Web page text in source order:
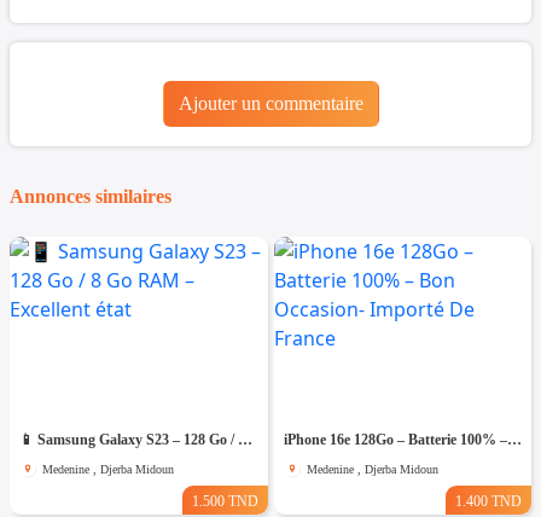
Ajouter un commentaire
Annonces similaires
📱 Samsung Galaxy S23 – 128 Go / 8 Go RAM – Excellent état
Medenine , Djerba Midoun
1.500 TND
iPhone 16e 128Go – Batterie 100% – Bon Occasion- Importé De France
Medenine , Djerba Midoun
1.400 TND